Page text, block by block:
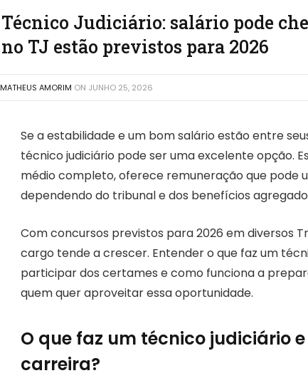
Técnico Judiciário: salário pode
no TJ estão previstos para 2026
MATHEUS AMORIM ON JUNHO 25, 2026
Se a estabilidade e um bom salário estão entre
técnico judiciário pode ser uma excelente opção.
médio completo, oferece remuneração que pode
dependendo do tribunal e dos benefícios
Com concursos previstos para 2026 em diversos
cargo tende a crescer. Entender o que faz um
participar dos certames e como funciona a
quem quer aproveitar essa oportunidade.
O que faz um técnico judiciário
carreira?